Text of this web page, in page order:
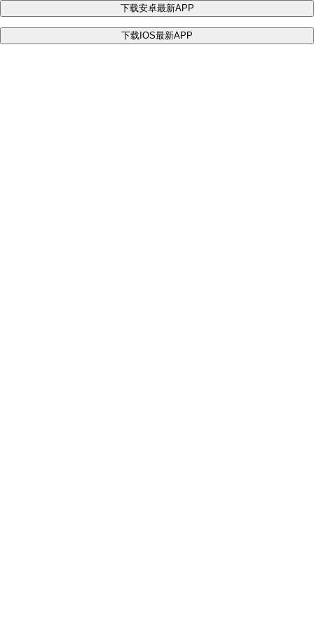
下载安卓最新APP
下载IOS最新APP